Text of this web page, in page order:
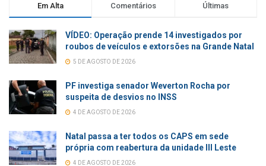
Em Alta Comentários Últimas
VÍDEO: Operação prende 14 investigados por
roubos de veículos e extorsões na Grande Natal
5 DE AGOSTO DE 2026
PF investiga senador Weverton Rocha por
suspeita de desvios no INSS
4 DE AGOSTO DE 2026
Natal passa a ter todos os CAPS em sede
própria com reabertura da unidade III Leste
4 DE AGOSTO DE 2026